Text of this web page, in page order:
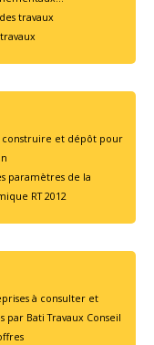
travaux
construire et dépôt pour
paramètres de la
RT 2012
à consulter et
par Bati Travaux Conseil